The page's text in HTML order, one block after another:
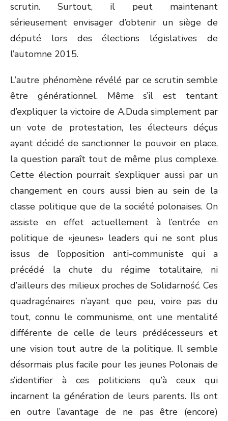
scrutin. Surtout, il peut maintenant
sérieusement envisager d’obtenir un siège de
député lors des élections législatives de
l’automne 2015.
L’autre phénomène révélé par ce scrutin semble
être générationnel. Même s’il est tentant
d’expliquer la victoire de A.Duda simplement par
un vote de protestation, les électeurs déçus
ayant décidé de sanctionner le pouvoir en place,
la question paraît tout de même plus complexe.
Cette élection pourrait s’expliquer aussi par un
changement en cours aussi bien au sein de la
classe politique que de la société polonaises. On
assiste en effet actuellement à l’entrée en
politique de «jeunes» leaders qui ne sont plus
issus de l’opposition anti-communiste qui a
précédé la chute du régime totalitaire, ni
d’ailleurs des milieux proches de Solidarność. Ces
quadragénaires n’ayant que peu, voire pas du
tout, connu le communisme, ont une mentalité
différente de celle de leurs prédécesseurs et
une vision tout autre de la politique. Il semble
désormais plus facile pour les jeunes Polonais de
s’identifier à ces politiciens qu’à ceux qui
incarnent la génération de leurs parents. Ils ont
en outre l’avantage de ne pas être (encore)